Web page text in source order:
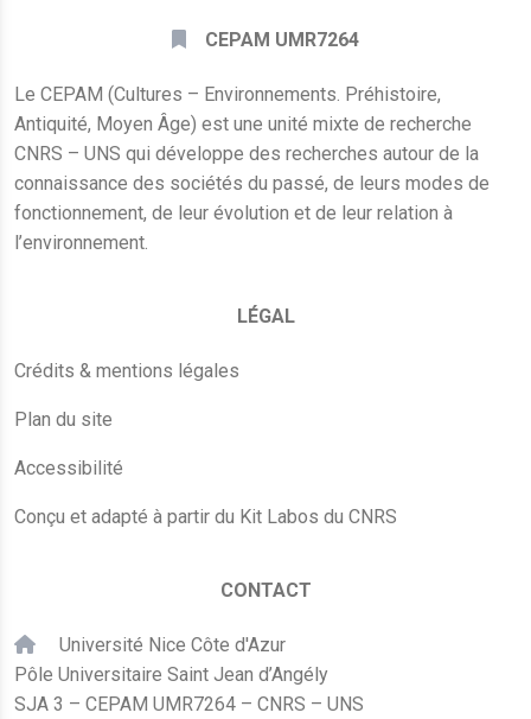
CEPAM UMR7264
Le CEPAM (Cultures – Environnements. Préhistoire,
Antiquité, Moyen Âge) est une unité mixte de recherche
CNRS – UNS qui développe des recherches autour de la
connaissance des sociétés du passé, de leurs modes de
fonctionnement, de leur évolution et de leur relation à
l’environnement.
LÉGAL
Crédits & mentions légales
Plan du site
Accessibilité
Conçu et adapté à partir du Kit Labos du CNRS
CONTACT
Université Nice Côte d'Azur
Pôle Universitaire Saint Jean d’Angély
SJA 3 – CEPAM UMR7264 – CNRS – UNS